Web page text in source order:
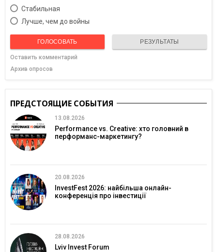
Cтабильная
Лучше, чем до войны
ГОЛОСОВАТЬ РЕЗУЛЬТАТЫ
Оставить комментарий
Архив опросов
ПРЕДСТОЯЩИЕ СОБЫТИЯ
13.08.2026
Performance vs. Creative: хто головний в
перформанс-маркетингу?
20.08.2026
InvestFest 2026: найбільша онлайн-
конференція про інвестиції
28.08.2026
Lviv Invest Forum